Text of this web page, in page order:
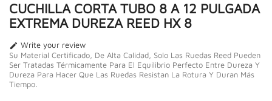
CUCHILLA CORTA TUBO 8 A 12 PULGADA
EXTREMA DUREZA REED HX 8
 Write your review
Su Material Certificado, De Alta Calidad, Solo Las Ruedas Reed Pueden
Ser Tratadas Térmicamente Para El Equilibrio Perfecto Entre Dureza Y
Dureza Para Hacer Que Las Ruedas Resistan La Rotura Y Duran Más
Tiempo.